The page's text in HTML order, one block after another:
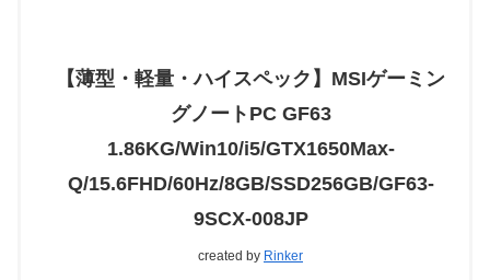
【薄型・軽量・ハイスペック】MSIゲーミン
グノートPC GF63
1.86KG/Win10/i5/GTX1650Max-
Q/15.6FHD/60Hz/8GB/SSD256GB/GF63-
9SCX-008JP
created by Rinker